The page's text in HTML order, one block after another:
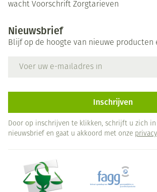
wacht Voorschrift Zorgtarieven
Nieuwsbrief
Blijf op de hoogte van nieuwe producten
Inschrijven
Door op inschrijven te klikken, schrijft u zich in
nieuwsbrief en gaat u akkoord met onze